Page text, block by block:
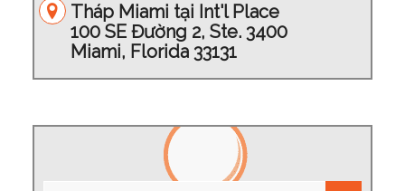
Tháp Miami tại Int'l Place
100 SE Đường 2, Ste. 3400
Miami, Florida 33131